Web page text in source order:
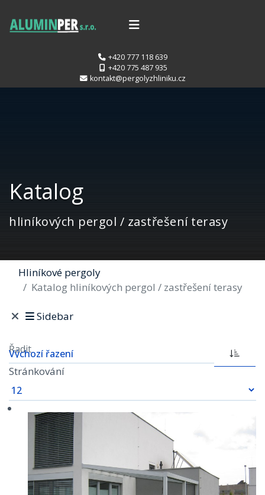
+420 777 118 639
+420 775 487 935
kontakt@pergolyzhliniku.cz
Katalog
hliníkových pergol / zastřešení terasy
Hliníkové pergoly
Katalog hliníkových pergol / zastřešení terasy
Sidebar
Řadit
Stránkování